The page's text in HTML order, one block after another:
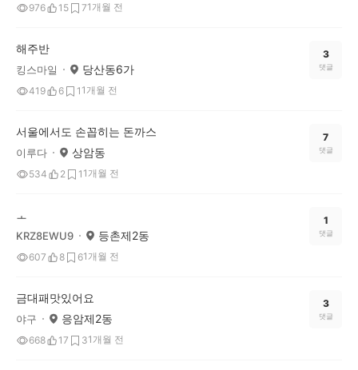
976 15 71개월 전
해주반
킹스마일 당산동6가
419 6 1 1개월 전
3
댓글
서울에서도 손꼽히는 돈까스
이루다 상암동
534 2 1 1개월 전
7
댓글
ㅗ
KRZ8EWU9 등촌제2동
607 8 61개월 전
1
댓글
금대패맛있어요
야구 응암제2동
668 17 31개월 전
3
댓글